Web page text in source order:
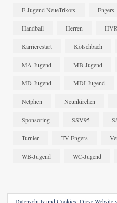
E-Jugend NeueTrikots Engers
Handball Herren HVR
Karrierestart Kölschbach
MA-Jugend MB-Jugend
MD-Jugend MDI-Jugend
Netphen Neunkirchen
Sponsoring SSV95
Turnier TV Engers
WB-Jugend WC-Jugend